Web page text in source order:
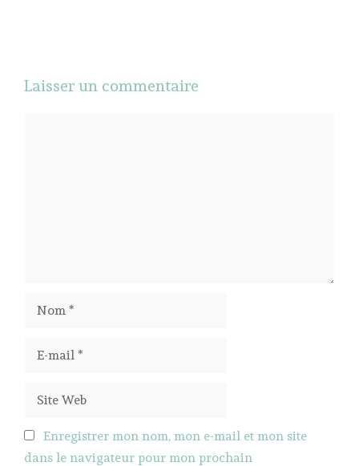
Laisser un commentaire
mail
Web
Enregistrer mon nom, mon e-mail et mon site
dans le navigateur pour mon prochain